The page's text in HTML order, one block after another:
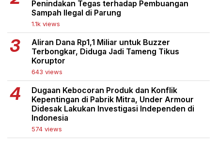
Penindakan Tegas terhadap Pembuangan
Sampah Ilegal di Parung
1.1k views
Aliran Dana Rp1,1 Miliar untuk Buzzer
Terbongkar, Diduga Jadi Tameng Tikus
Koruptor
643 views
Dugaan Kebocoran Produk dan Konflik
Kepentingan di Pabrik Mitra, Under Armour
Didesak Lakukan Investigasi Independen di
Indonesia
574 views